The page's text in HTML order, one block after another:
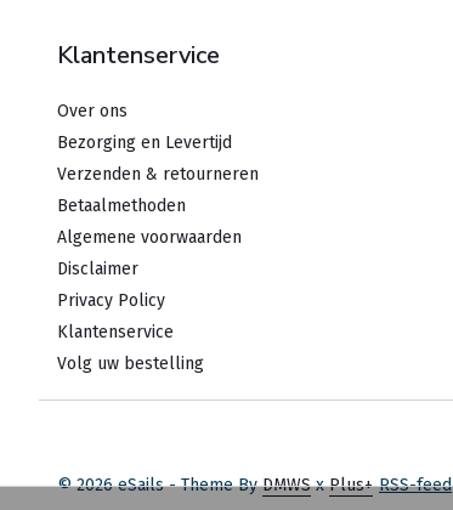
Klantenservice
Over ons
Bezorging en Levertijd
Verzenden & retourneren
Betaalmethoden
Algemene voorwaarden
Disclaimer
Privacy Policy
Klantenservice
Volg uw bestelling
© 2026 eSails - Theme ByDMWSxPlus+ RSS-feed